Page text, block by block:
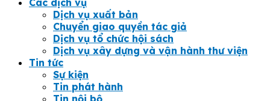
Dịch vụ xuất bản
Chuyển giao quyền tác giả
Dịch vụ tổ chức hội sách
Dịch vụ xây dựng và vận hành thư viện
Tin tức
Sự kiện
Tin phát hành
Tin nội bộ